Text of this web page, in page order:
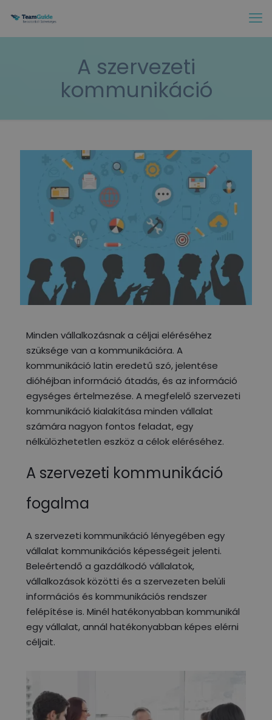
A szervezeti
kommunikáció
Minden vállalkozásnak a céljai eléréséhez
szüksége van a kommunikációra. A
kommunikáció latin eredetű szó, jelentése
dióhéjban információ átadás, és az információ
egységes értelmezése. A megfelelő szervezeti
kommunikáció kialakítása minden vállalat
számára nagyon fontos feladat, egy
nélkülözhetetlen eszköz a célok eléréséhez.
A szervezeti kommunikáció
fogalma
A szervezeti kommunikáció lényegében egy
vállalat kommunikációs képességeit jelenti.
Beleértendő a gazdálkodó vállalatok,
vállalkozások közötti és a szervezeten belüli
információs és kommunikációs rendszer
felépítése is. Minél hatékonyabban kommunikál
egy vállalat, annál hatékonyabban képes elérni
céljait.